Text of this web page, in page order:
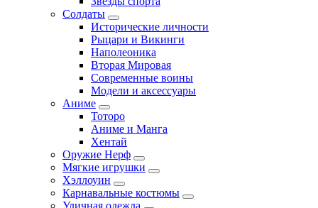
Солдаты
Исторические личности
Рыцари и Викинги
Наполеоника
Вторая Мировая
Современные воины
Модели и аксессуары
Аниме
Тоторо
Аниме и Манга
Хентай
Оружие Нерф
Мягкие игрушки
Хэллоуин
Карнавальные костюмы
Уличная одежда